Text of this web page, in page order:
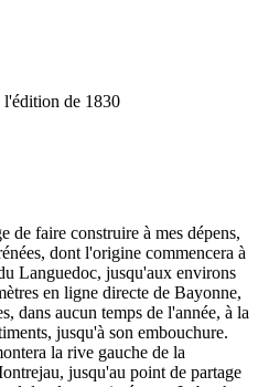
l'édition de 1830
de faire construire à mes dépens,
dont l'origine commencera à
Languedoc, jusqu'aux environs
en ligne directe de Bayonne,
dans aucun temps de l'année, à la
jusqu'à son embouchure.
la rive gauche de la
jusqu'au point de partage